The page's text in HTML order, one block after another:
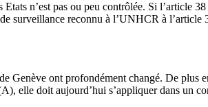
n’est pas ou peu contrôlée. Si l’article
surveillance reconnu à l’UNHCR à
Genève ont profondément changé. De plus
elle doit aujourd’hui s’appliquer dans un